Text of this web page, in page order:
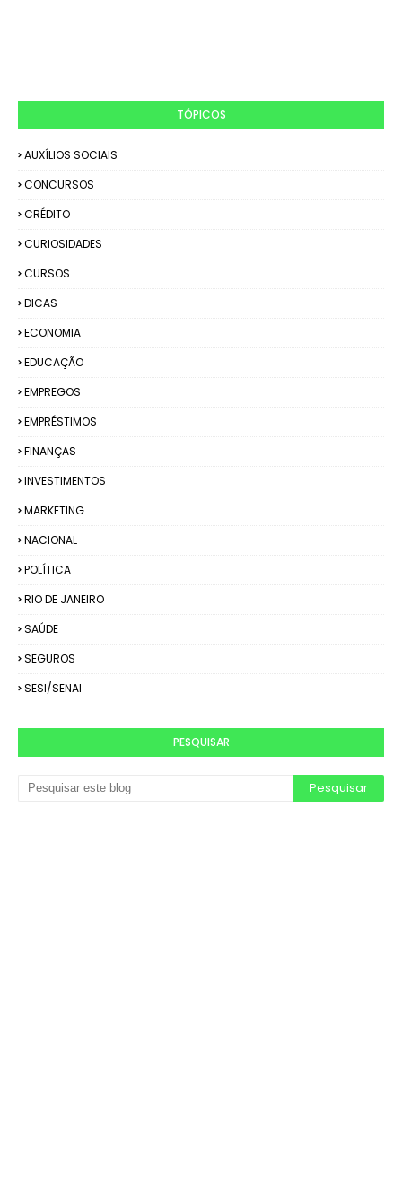
TÓPICOS
AUXÍLIOS SOCIAIS
CONCURSOS
CRÉDITO
CURIOSIDADES
CURSOS
DICAS
ECONOMIA
EDUCAÇÃO
EMPREGOS
EMPRÉSTIMOS
FINANÇAS
INVESTIMENTOS
MARKETING
NACIONAL
POLÍTICA
RIO DE JANEIRO
SAÚDE
SEGUROS
SESI/SENAI
PESQUISAR